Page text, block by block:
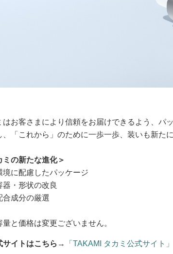
はお客さまにより信頼をお届けできるよう、パ
、「これから」のために一歩一歩、装いも新た
ミの新たな進化＞
境に配慮したパッケージ
器・形状の改良
合成分の厳選
と価格は変更ございません。
イトはこちら → 「TAKAMI タカミ公式サイト」